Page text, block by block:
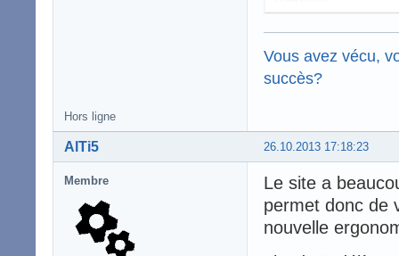
Vous avez vécu,
succès?
Hors ligne
26.10.2013 17:18:23
AlTi5
Membre
Le site a
permet donc de
nouvelle